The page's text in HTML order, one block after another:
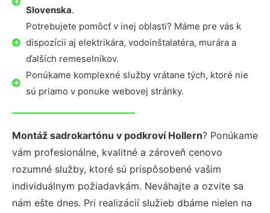
Slovenska.
Potrebujete pomôcť v inej oblasti? Máme pre vás k
dispozícii aj elektrikára, vodoinštalatéra, murára a
ďalších remeselníkov.
Ponúkame komplexné služby vrátane tých, ktoré nie
sú priamo v ponuke webovej stránky.
Montáž sadrokartónu v podkroví Hollern? Ponúkame
vám profesionálne, kvalitné a zároveň cenovo
rozumné služby, ktoré sú prispôsobené vašim
individuálnym požiadavkám. Neváhajte a ozvite sa
nám ešte dnes. Pri realizácií služieb dbáme nielen na